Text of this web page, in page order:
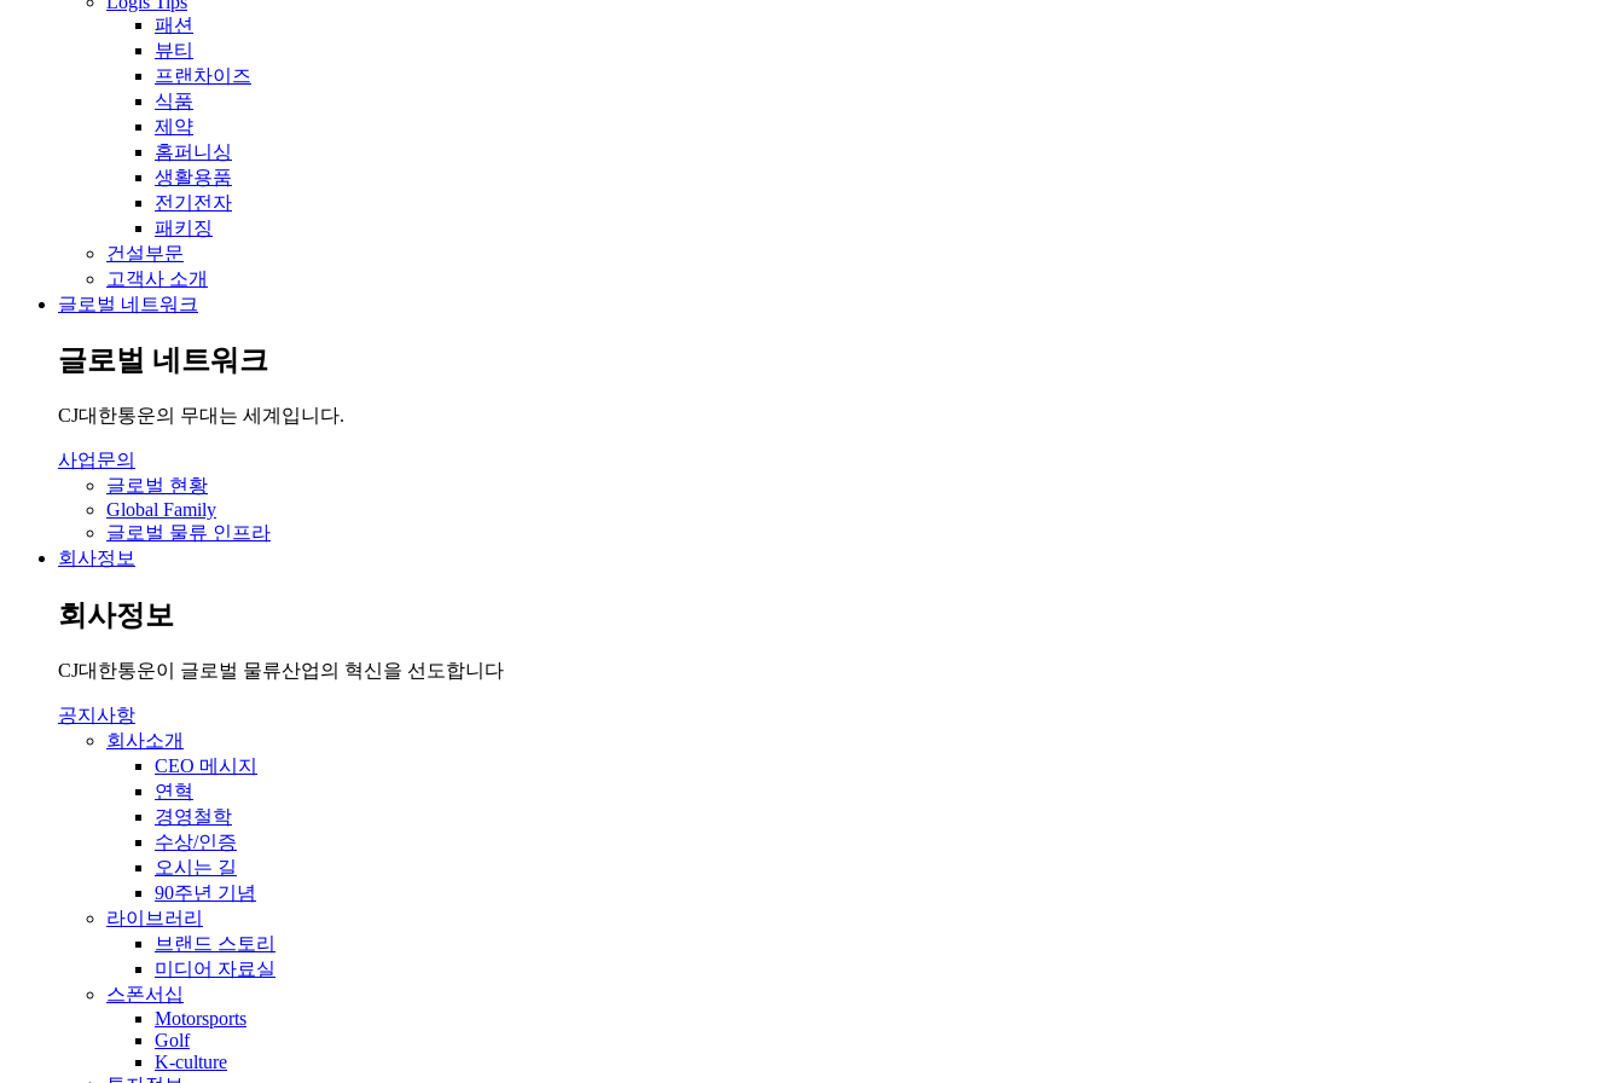
패션
뷰티
프랜차이즈
식품
제약
홈퍼니싱
생활용품
전기전자
패키징
건설부문
고객사 소개
글로벌 네트워크
글로벌 네트워크
CJ대한통운의 무대는 세계입니다.
사업문의
글로벌 현황
Global Family
글로벌 물류 인프라
회사정보
회사정보
CJ대한통운이 글로벌 물류산업의 혁신을 선도합니다
공지사항
회사소개
CEO 메시지
연혁
경영철학
수상/인증
오시는 길
90주년 기념
라이브러리
브랜드 스토리
미디어 자료실
스폰서십
Motorsports
Golf
K-culture